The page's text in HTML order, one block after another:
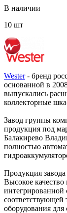
В наличии
10 шт
Wester- бренд
основанной в
выпускались
коллекторные
Завод группы
продукция под
Балакирево
полностью
Продукция
Высокое
интегрированной
соответствующей
оборудования